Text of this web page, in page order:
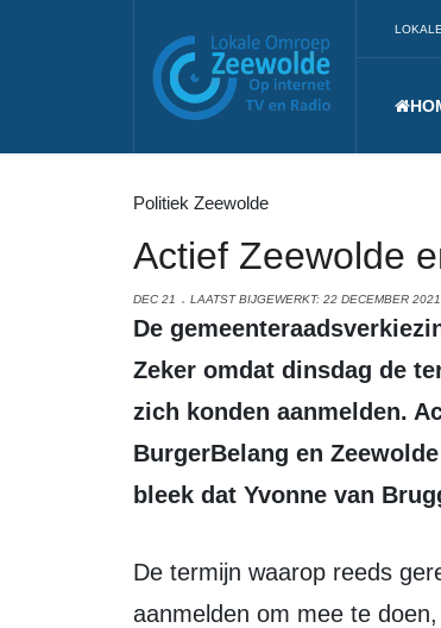
Politiek Zeewolde
Actief Zeewolde
DEC 21 LAATST BIJGEWERKT: 22 DECEMBER 2021
De gemeenteraadsverkiezingen van 2022 werpen hun schaduw vooruit.
Zeker omdat dinsdag de
zich konden aanmelden.
BurgerBelang en
bleek dat Yvonne van
De termijn waarop reeds geregistreerde landelijke partijen zich moeten
aanmelden om mee te